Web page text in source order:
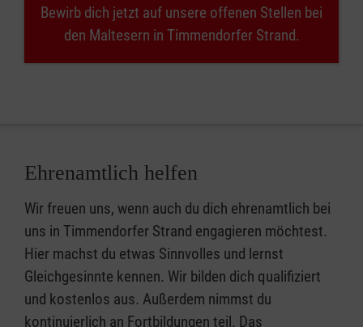
Bewirb dich jetzt auf unsere offenen Stellen bei
den Maltesern in Timmendorfer Strand.
Ehrenamtlich helfen
Wir freuen uns, wenn auch du dich ehrenamtlich bei
uns in Timmendorfer Strand engagieren möchtest.
Hier machst du etwas Sinnvolles und lernst
Gleichgesinnte kennen. Wir bilden dich qualifiziert
und kostenlos aus. Außerdem nimmst du
kontinuierlich an Fortbildungen teil. Das